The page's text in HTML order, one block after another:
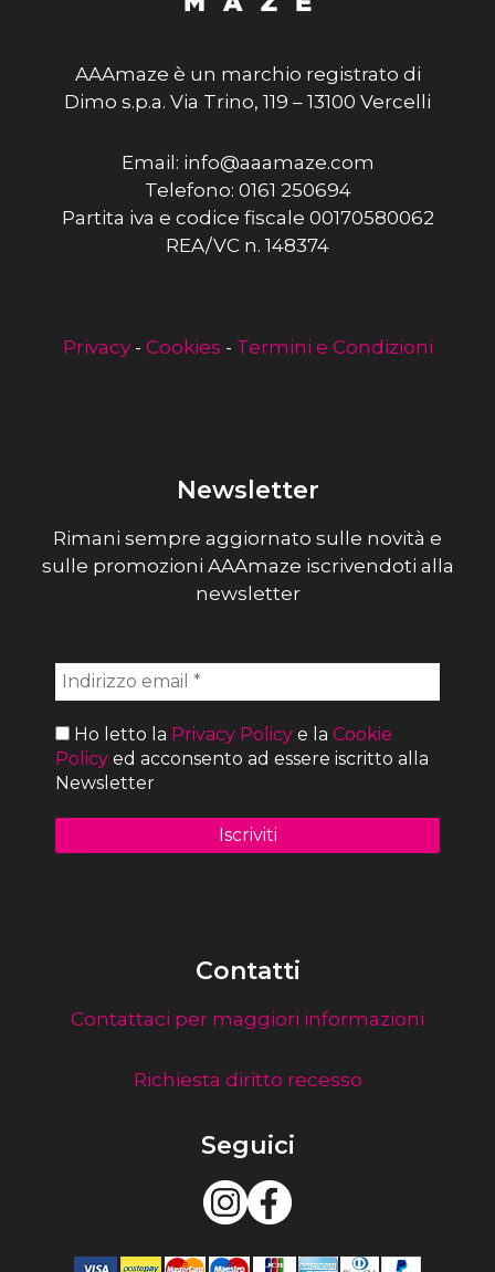
AAAmaze è un marchio registrato di
Dimo s.p.a. Via Trino, 119 – 13100 Vercelli
Email: info@aaamaze.com
Telefono: 0161 250694
Partita iva e codice fiscale 00170580062
REA/VC n. 148374
Privacy- Cookies - Termini e Condizioni
Newsletter
Rimani sempre aggiornato sulle novità e
sulle promozioni AAAmaze iscrivendoti alla
newsletter
Ho letto la Privacy Policy e la Cookie
Policy ed acconsento ad essere iscritto alla
Newsletter
Contatti
Contattaci per maggiori informazioni
Richiesta diritto recesso
Seguici